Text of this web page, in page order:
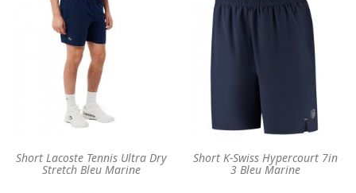
base base
Short Lacoste Tennis Ultra Dry
Stretch Bleu Marine
Short K-Swiss Hypercourt 7in
3 Bleu Marine